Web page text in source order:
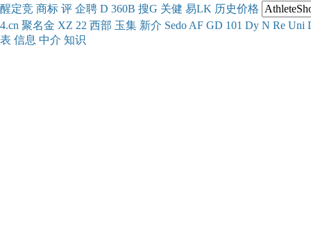
醒定竞 商标 评 企聘 D 360B 搜G 关健 易LK 历史价格
4.cn 聚名金 XZ 22 西部 玉集 新介 Sedo AF GD 101 Dy N Re Uni
表 信息 中介 知识